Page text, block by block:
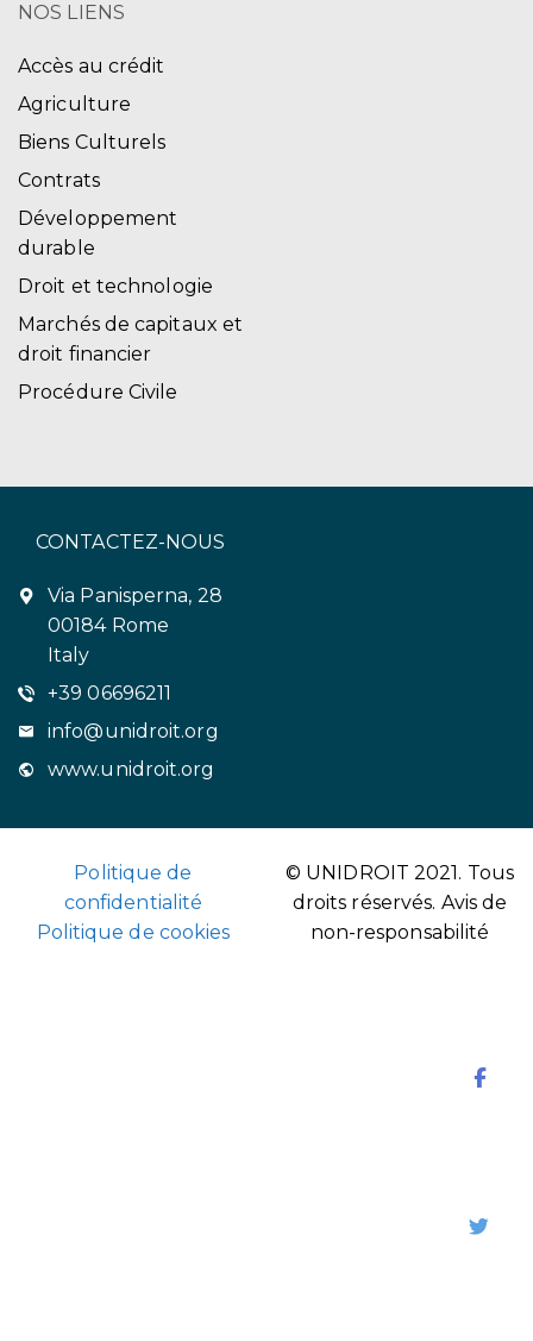
NOS LIENS
Accès au crédit
Agriculture
Biens Culturels
Contrats
Développement
durable
Droit et technologie
Marchés de capitaux et
droit financier
Procédure Civile
CONTACTEZ-NOUS
Via Panisperna, 28
00184 Rome
Italy
+39 06696211
info@unidroit.org
www.unidroit.org
Politique de
confidentialité
Politique de cookies
© UNIDROIT 2021. Tous
droits réservés. Avis de
non-responsabilité